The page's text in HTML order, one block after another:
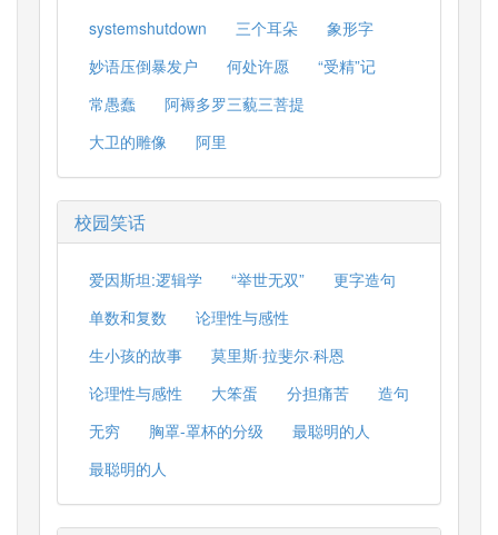
systemshutdown
三个耳朵
象形字
妙语压倒暴发户
何处许愿
“受精”记
常愚蠢
阿褥多罗三藐三菩提
大卫的雕像
阿里
校园笑话
爱因斯坦:逻辑学 “举世无双”
更字造句
单数和复数
论理性与感性
生小孩的故事
莫里斯·拉斐尔·科恩
论理性与感性
大笨蛋 分担痛苦
造句
无穷
胸罩-罩杯的分级
最聪明的人
最聪明的人